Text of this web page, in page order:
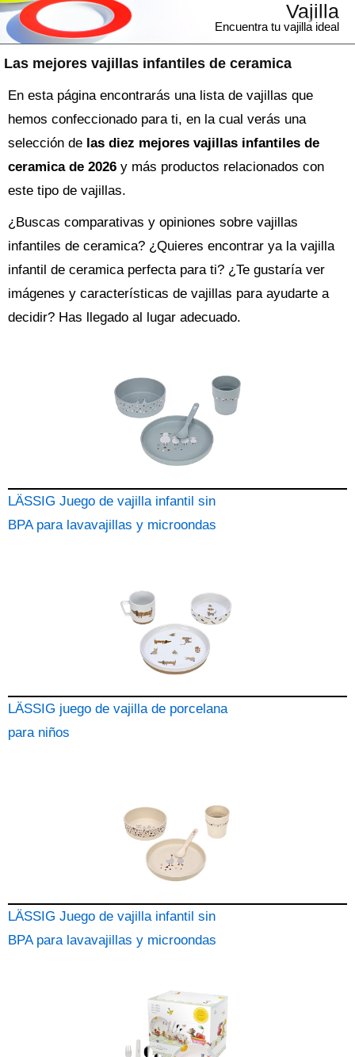
Las mejores vajillas infantiles de ceramica
Vajilla
Encuentra tu vajilla ideal
En esta página encontrarás una lista de vajillas que
hemos confeccionado para ti, en la cual verás una
selección de las diez mejores vajillas infantiles de
ceramica de 2026 y más productos relacionados con
este tipo de vajillas.
¿Buscas comparativas y opiniones sobre vajillas
infantiles de ceramica? ¿Quieres encontrar ya la vajilla
infantil de ceramica perfecta para ti? ¿Te gustaría ver
imágenes y características de vajillas para ayudarte a
decidir? Has llegado al lugar adecuado.
LÄSSIG Juego de vajilla infantil sin
BPA para lavavajillas y microondas
LÄSSIG juego de vajilla de porcelana
para niños
LÄSSIG Juego de vajilla infantil sin
BPA para lavavajillas y microondas